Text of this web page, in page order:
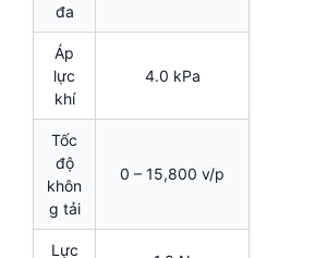
đa
Áp
lực
khí
4.0 kPa
Tốc
độ
khôn
g tải
0 – 15,800 v/p
Lực